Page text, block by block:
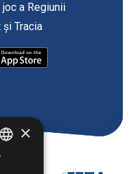
a Regiunii
Tracia
×